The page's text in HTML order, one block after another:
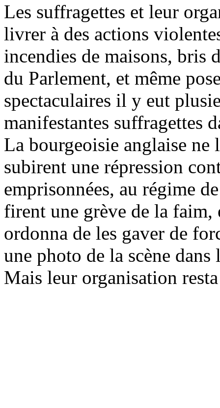
Les suffragettes et leur
livrer à des actions
incendies de maisons, bris
du Parlement, et même
spectaculaires il y eut
manifestantes suffragettes
La bourgeoisie anglaise ne
subirent une répression
emprisonnées, au régime
firent une grève de la
ordonna de les gaver de
une photo de la scène
Mais leur organisation